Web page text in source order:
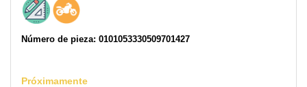
Número de pieza: 0101053330509701427
Próximamente